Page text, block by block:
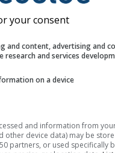
Aktuellen Ort
Ort des Benutzers
weglassen
your consent
and content, advertising and
research and services
on a device
and information from
other device data) may be
partners, or used specifically